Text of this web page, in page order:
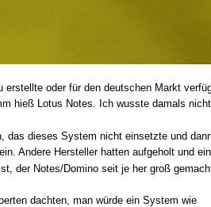
oder für den deutschen Markt
hieß Lotus Notes. Ich wusste damals
das dieses System nicht einsetzte und
Andere Hersteller hatten aufgeholt und
der Notes/Domino seit je her groß
dachten, man würde ein System wie